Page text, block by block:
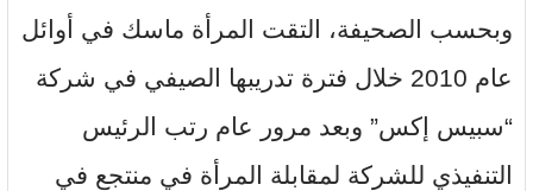
وبحسب الصحيفة، التقت المرأة ماسك في أوائل
عام 2010 خلال فترة تدريبها الصيفي في شركة
“سبيس إكس” وبعد مرور عام رتب الرئيس
التنفيذي للشركة لمقابلة المرأة في منتجع في